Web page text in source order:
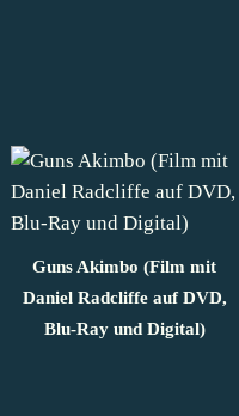
Guns Akimbo (Film mit
Daniel Radcliffe auf DVD,
Blu-Ray und Digital)